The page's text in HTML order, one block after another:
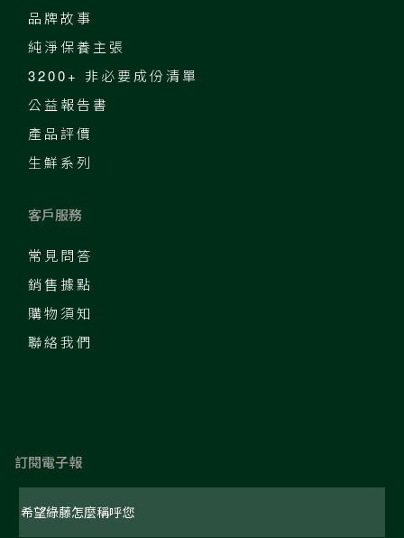
品牌故事
純淨保養主張
3200+ 非必要成份清單
公益報告書
產品評價
生鮮系列
客戶服務
常見問答
銷售據點
購物須知
聯絡我們
訂閱電子報